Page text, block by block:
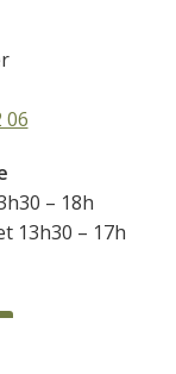
06
– 18h
13h30 – 17h